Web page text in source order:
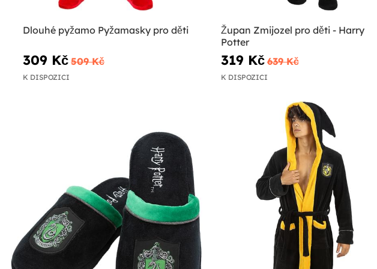
Dlouhé pyžamo Pyžamasky pro děti
309 Kč 509 Kč
K DISPOZICI
Župan Zmijozel pro děti - Harry
Potter
319 Kč 639 Kč
K DISPOZICI